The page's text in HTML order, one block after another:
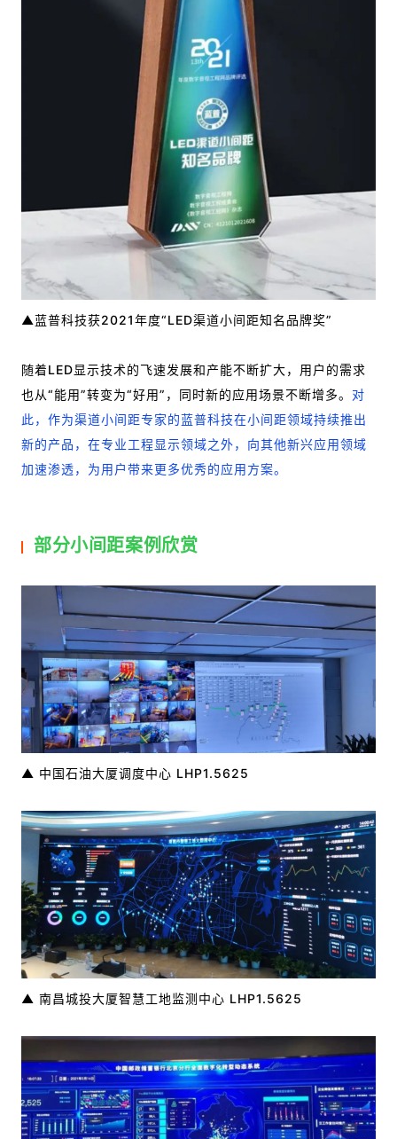
▲蓝普科技获2021年度“LED渠道小间距知名品牌奖”
随着LED显示技术的飞速发展和产能不断扩大，用户的需求
也从“能用”转变为“好用”，同时新的应用场景不断增多。 对
此，作为渠道小间距专家的蓝普科技在小间距领域持续推出
新的产品，在专业工程显示领域之外，向其他新兴应用领域
加速渗透，为用户带来更多优秀的应用方案。
部分小间距案例欣赏
▲ 中国石油大厦调度中心 LHP1.5625
▲ 南昌城投大厦智慧工地监测中心 LHP1.5625